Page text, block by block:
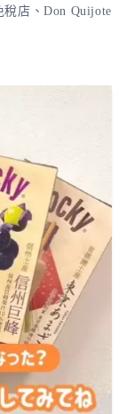
稅店、Don Quijote